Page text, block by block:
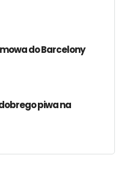
do Barcelony
piwa na